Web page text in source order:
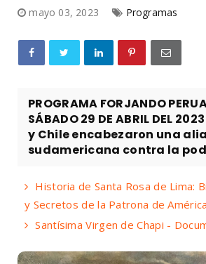
mayo 03, 2023 Programas
PROGRAMA FORJANDO
SÁBADO 29 DE ABRIL DEL
y Chile encabezaron una
sudamericana contra la
Historia de Santa Rosa de Lima:
y Secretos de la Patrona de América
Santísima Virgen de Chapi -